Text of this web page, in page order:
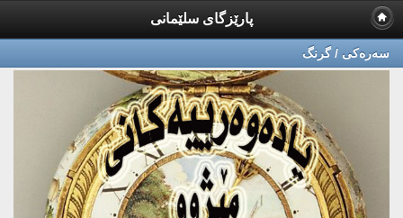
پارێزگای سلێمانی
سه‌ره‌كی / گرنگ